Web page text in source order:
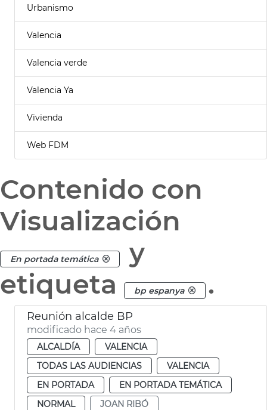
Urbanismo
Valencia
Valencia verde
Valencia Ya
Vivienda
Web FDM
Contenido con
Visualización
En portada temática
y
etiqueta
bp espanya .
Reunión alcalde BP
modificado hace 4 años
ALCALDÍA
VALENCIA
TODAS LAS AUDIENCIAS
VALENCIA
EN PORTADA
EN PORTADA TEMÁTICA
NORMAL
JOAN RIBÓ